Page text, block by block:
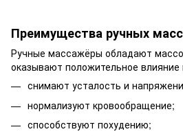
Преимущества ручных
Ручные массажёры обладают
оказывают положительное влияние
снимают усталость и
нормализуют кровообращение;
способствуют похудению;